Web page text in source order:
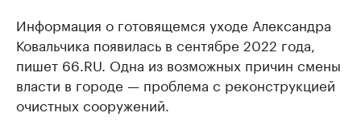
Информация о готовящемся уходе Александра
Ковальчика появилась в сентябре 2022 года,
пишет 66.RU. Одна из возможных причин смены
власти в городе — проблема с реконструкцией
очистных сооружений.